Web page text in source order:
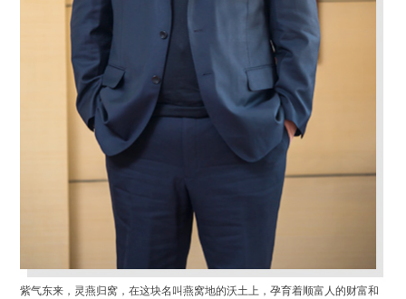
紫气东来，灵燕归窝，在这块名叫燕窝地的沃土上，孕育着顺富人的财富和